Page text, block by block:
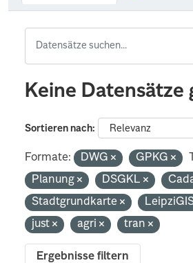
Keine Datensätze
Sortieren nach
Formate: DWG GPKG
Planung
DSGKL
Stadtgrundkarte
just
agri tran
Ergebnisse filtern